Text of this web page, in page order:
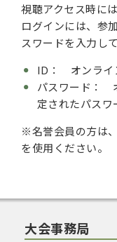
視聴アクセス時に
ログインには、参
スワードを入力し
ID： オンライ
パスワード：
定されたパスワ
※名誉会員の方は
を使用ください。
大会事務局